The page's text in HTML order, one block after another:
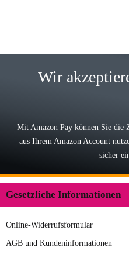
Wir
Mit Amazon Pay können Sie die
aus Ihrem Amazon Account
sicher
Gesetzliche Informationen
Online-Widerrufsformular
AGB und Kundeninformationen